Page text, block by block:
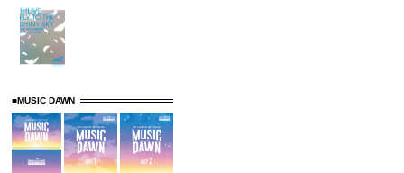
■MUSIC DAWN